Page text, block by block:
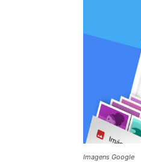
Imagens Google